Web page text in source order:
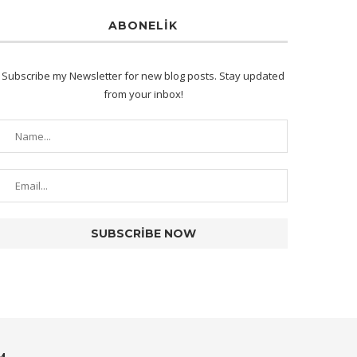
ABONELIK
Subscribe my Newsletter for new blog posts. Stay updated
from your inbox!